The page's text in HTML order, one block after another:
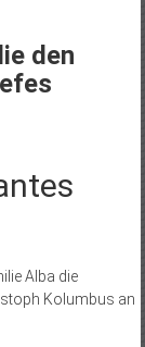
den
Alba die
Kolumbus an